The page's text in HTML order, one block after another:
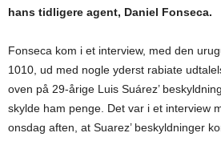
hans tidligere agent, Daniel Fonseca.
Fonseca kom i et interview, med den
1010, ud med nogle yderst rabiate
oven på 29-årige Luis Suárez’
skylde ham penge. Det var i et interview
onsdag aften, at Suarez’ beskyldninger